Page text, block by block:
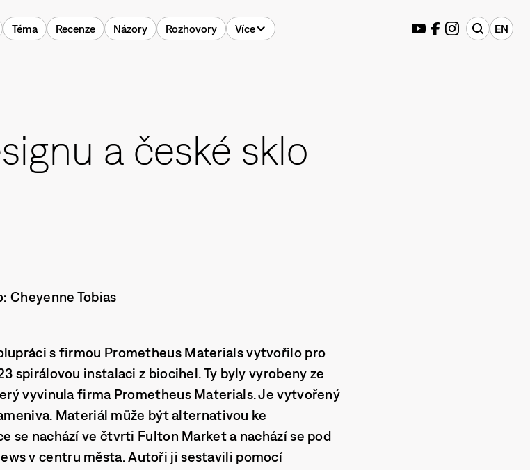
Téma Recenze Názory Rozhovory Více EN
a české sklo
Cheyenne Tobias
s firmou Prometheus Materials vytvořilo pro
spirálovou instalaci z biocihel. Ty byly vyrobeny ze
vyvinula firma Prometheus Materials. Je vytvořený
Materiál může být alternativou ke
se nachází ve čtvrti Fulton Market a nachází se pod
v centru města. Autoři ji sestavili pomocí